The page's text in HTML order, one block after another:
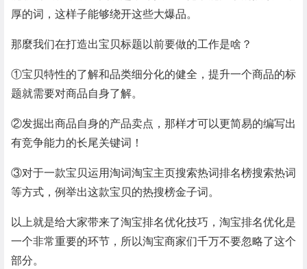
厚的词，这样子能够绕开这些大爆品。
那麼我们在打造出宝贝标题以前要做的工作是啥？
①宝贝特性的了解和品类细分化的健全，提升一个商品的标
题就需要对商品自身了解。
②发掘出商品自身的产品卖点，那样才可以更简易的编写出
有竞争能力的长尾关键词！
③对于一款宝贝运用淘词淘宝主页搜索热词排名榜搜索热词
等方式，例举出这款宝贝的热搜榜金子词。
以上就是给大家带来了淘宝排名优化技巧，淘宝排名优化是
一个非常重要的环节，所以淘宝商家们千万不要忽略了这个
部分。